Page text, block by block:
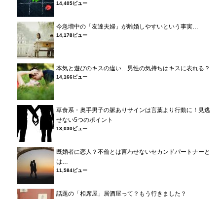
14,405ビュー
今急増中の「友達夫婦」が離婚しやすいという事実…
14,178ビュー
本気と遊びのキスの違い…男性の気持ちはキスに表れる？
14,166ビュー
草食系・奥手男子の脈ありサインは言葉より行動に！見逃
せない5つのポイント
13,030ビュー
既婚者に恋人？不倫とは言わせないセカンドパートナーと
は…
11,584ビュー
話題の「相席屋」居酒屋って？もう行きました？